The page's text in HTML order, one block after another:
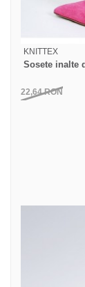
KNITTEX
Sosete inalte
22,64RON